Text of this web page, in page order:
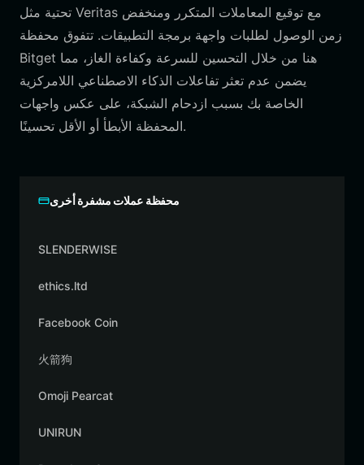
تحتية مثل Veritas مع توقيع المعاملات المتكرر ومنخفض
زمن الوصول لطلبات واجهة برمجة التطبيقات. تتفوق محفظة
Bitget هنا من خلال التحسين للسرعة وكفاءة الغاز، مما
يضمن عدم تعثر تفاعلات الذكاء الاصطناعي اللامركزية
الخاصة بك بسبب ازدحام الشبكة، على عكس واجهات
المحفظة الأبطأ أو الأقل تحسينًا.
محفظة عملات مشفرة أخرى
SLENDERWISE
ethics.ltd
Facebook Coin
火箭狗
Omoji Pearcat
UNIRUN